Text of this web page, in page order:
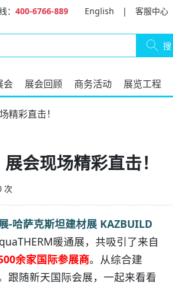
： 400-6766-889 English | 客服中心
会 展会回顾 商务活动 展览工程
精彩直击！
会现场精彩直击！
次
-哈萨克斯坦建材展 KAZBUILD
暖通展，共吸引了来自
余家国际参展商。从综合建
跟随新天国际会展，一起来看看